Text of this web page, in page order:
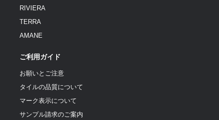
RIVIERA
TERRA
AMANE
ご利用ガイド
お願いとご注意
タイルの品質について
マーク表示について
サンプル請求のご案内